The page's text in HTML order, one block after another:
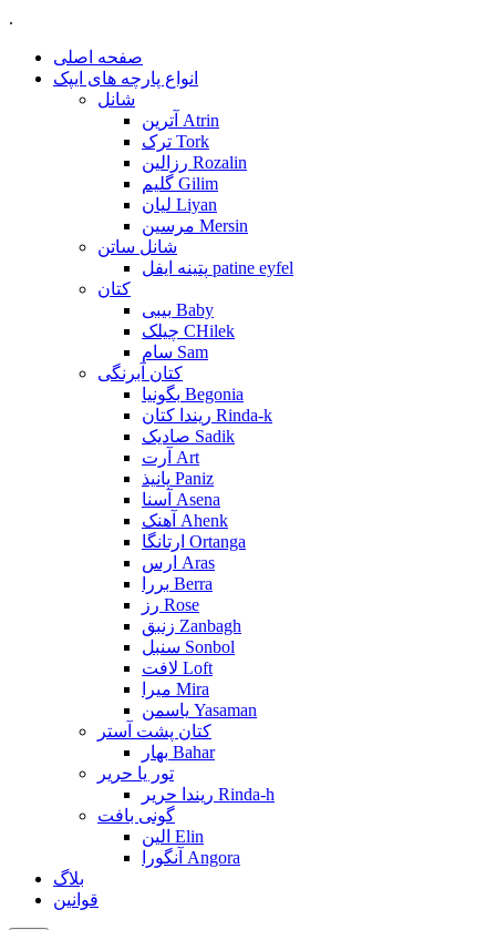
.
صفحه اصلی
انواع پارچه های ایپک
شانل
آترین Atrin
ترک Tork
رزالین Rozalin
گلیم Gilim
لیان Liyan
مرسین Mersin
شانل ساتن
پتینه ایفل patine eyfel
کتان
بیبی Baby
چیلک CHilek
سام Sam
کتان آبرنگی
بگونیا Begonia
ریندا کتان Rinda-k
صادیک Sadik
آرت Art
پانیذ Paniz
آسنا Asena
آهنک Ahenk
ارتانگا Ortanga
ارس Aras
بررا Berra
رز Rose
زنبق Zanbagh
سنبل Sonbol
لافت Loft
میرا Mira
یاسمن Yasaman
کتان پشت آستر
بهار Bahar
تور یا حریر
ریندا حریر Rinda-h
گونی بافت
الین Elin
آنگورا Angora
بلاگ
قوانین